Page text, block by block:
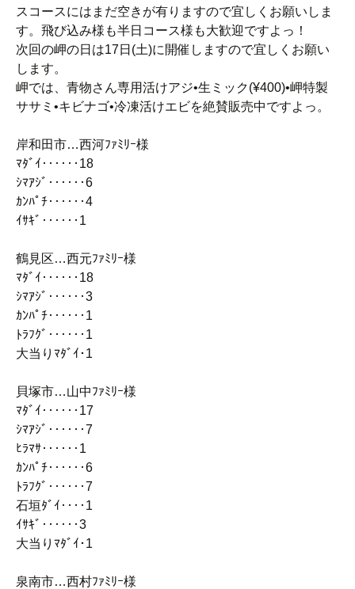
スコースにはまだ空きが有りますので宜しくお願いしま
す。飛び込み様も半日コース様も大歓迎ですよっ！
次回の岬の日は17日(土)に開催しますので宜しくお願い
します。
岬では、青物さん専用活けアジ•生ミック(¥400)•岬特製
ササミ•キビナゴ•冷凍活けエビを絶賛販売中ですよっ。
岸和田市…西河ﾌｧﾐﾘｰ様
ﾏﾀﾞｲ‥‥‥18
ｼﾏｱｼﾞ‥‥‥6
ｶﾝﾊﾟﾁ‥‥‥4
ｲｻｷﾞ‥‥‥1
鶴見区…西元ﾌｧﾐﾘｰ様
ﾏﾀﾞｲ‥‥‥18
ｼﾏｱｼﾞ‥‥‥3
ｶﾝﾊﾟﾁ‥‥‥1
ﾄﾗﾌｸﾞ‥‥‥1
大当りﾏﾀﾞｲ･1
貝塚市…山中ﾌｧﾐﾘｰ様
ﾏﾀﾞｲ‥‥‥17
ｼﾏｱｼﾞ‥‥‥7
ﾋﾗﾏｻ‥‥‥1
ｶﾝﾊﾟﾁ‥‥‥6
ﾄﾗﾌｸﾞ‥‥‥7
石垣ﾀﾞｲ‥‥1
ｲｻｷﾞ‥‥‥3
大当りﾏﾀﾞｲ･1
泉南市…西村ﾌｧﾐﾘｰ様